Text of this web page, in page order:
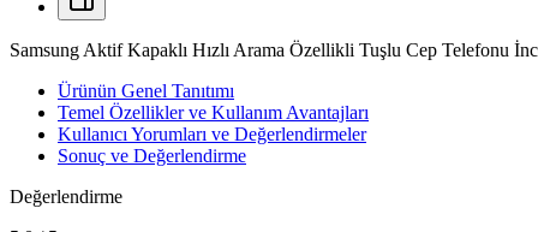
Samsung Aktif Kapaklı Hızlı Arama Özellikli Tuşlu Cep Telefonu
Ürünün Genel Tanıtımı
Temel Özellikler ve Kullanım Avantajları
Kullanıcı Yorumları ve Değerlendirmeler
Sonuç ve Değerlendirme
Değerlendirme